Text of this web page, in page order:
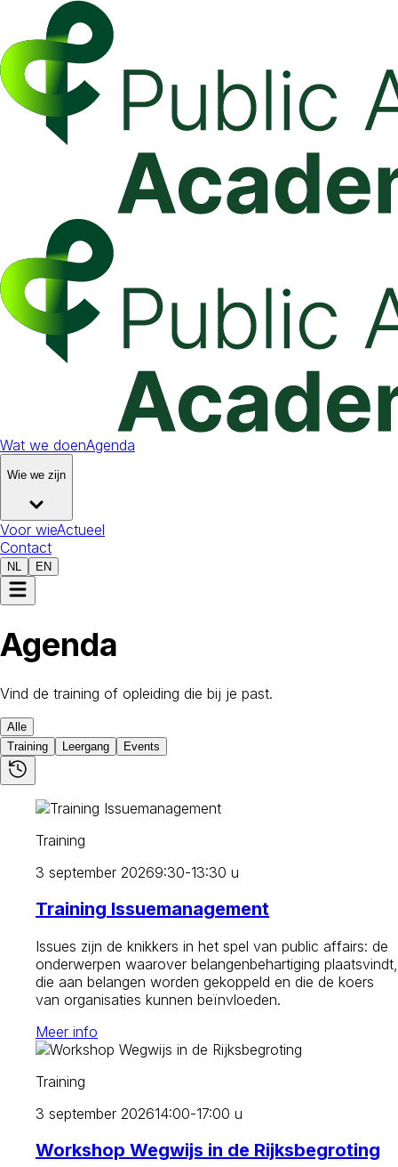
Wat we doenAgenda
Wie we zijn
Voor wieActueel
Contact
NL EN
Agenda
Vind de training of opleiding die bij je past.
Alle
Training
Leergang Events
Training
3 september 20269:30-13:30 u
Training Issuemanagement
Issues zijn de knikkers in het spel van public affairs: de
onderwerpen waarover belangenbehartiging plaatsvindt,
die aan belangen worden gekoppeld en die de koers
van organisaties kunnen beïnvloeden.
Meer info
Training
3 september 202614:00-17:00 u
Workshop Wegwijs in de Rijksbegroting